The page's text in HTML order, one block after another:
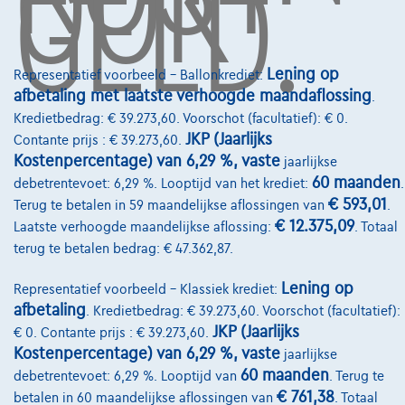
Representatief voorbeeld – Ballonkrediet: Lening op
afbetaling met laatste verhoogde maandaflossing.
Kredietbedrag: € 39.273,60. Voorschot (facultatief): € 0.
Contante prijs : € 39.273,60. JKP (Jaarlijks
Kostenpercentage) van 6,29 %, vaste jaarlijkse
debetrentevoet: 6,29 %. Looptijd van het krediet: 60 maanden.
Terug te betalen in 59 maandelijkse aflossingen van € 593,01 .
Laatste verhoogde maandelijkse aflossing: € 12.375,09. Totaal
terug te betalen bedrag: € 47.362,87.
Representatief voorbeeld – Klassiek krediet: Lening op
afbetaling . Kredietbedrag: € 39.273,60. Voorschot (facultatief):
€ 0. Contante prijs : € 39.273,60. JKP (Jaarlijks
Kostenpercentage) van 6,29 %, vaste jaarlijkse
debetrentevoet: 6,29 %. Looptijd van 60 maanden . Terug te
betalen in 60 maandelijkse aflossingen van € 761,38 . Totaal
Onze dealers
Onze partners
Onze team
Contact
@2024 TCS Mobility SA/NV Copyright
Algemene Voorwaarden
Bijstandsvoorwaarden
Privacyverklaring
Cookiebeleid
Kwaliteitscharter